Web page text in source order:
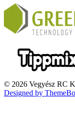
© 2026 Vegyész RC
Designed by